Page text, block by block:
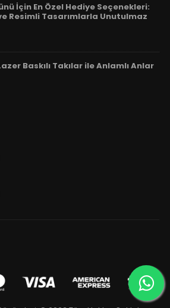
İçin En Özel Hediye Seçenekleri:
Resimli Tasarımlarla Unutulmaz
Baskılı Takılar ile Anlamlı Anlar